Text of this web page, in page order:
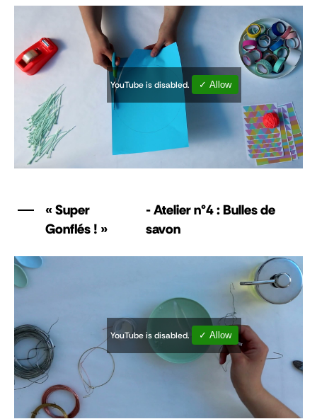
YouTube is disabled. ✓ Allow
« Super
Gonflés ! »
- Atelier n°4 : Bulles de
savon
YouTube is disabled. ✓ Allow